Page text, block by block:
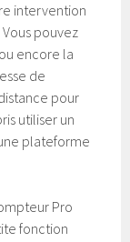
intervention
pouvez
encore la
de
pour
utiliser un
plateforme
Pro
fonction